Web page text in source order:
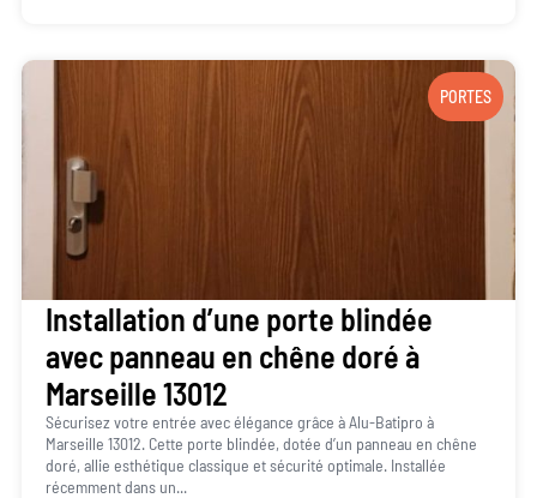
PORTES
Installation d’une porte blindée
avec panneau en chêne doré à
Marseille 13012
Sécurisez votre entrée avec élégance grâce à Alu-Batipro à
Marseille 13012. Cette porte blindée, dotée d’un panneau en chêne
doré, allie esthétique classique et sécurité optimale. Installée
récemment dans un...